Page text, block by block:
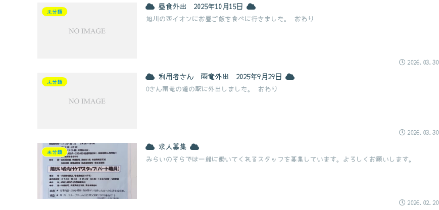
未分類
昼食外出 2025年10月15日
旭川の西イオンにお昼ご飯を食べに行きました。 おわり
2026.03.30
未分類
利用者さん 雨竜外出 2025年9月29日
Oさん雨竜の道の駅に外出しました。 おわり
2026.03.30
未分類
求人募集
みらいのそらでは一緒に働いてくれるスタッフを募集しています。よろしくお願いします。
2026.02.20